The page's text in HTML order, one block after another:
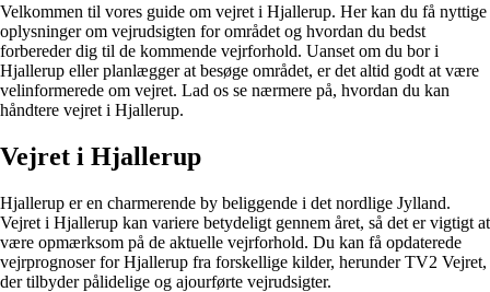
Velkommen til vores guide om vejret i Hjallerup. Her kan du få nyttige
oplysninger om vejrudsigten for området og hvordan du bedst
forbereder dig til de kommende vejrforhold. Uanset om du bor i
Hjallerup eller planlægger at besøge området, er det altid godt at være
velinformerede om vejret. Lad os se nærmere på, hvordan du kan
håndtere vejret i Hjallerup.
Vejret i Hjallerup
Hjallerup er en charmerende by beliggende i det nordlige Jylland.
Vejret i Hjallerup kan variere betydeligt gennem året, så det er vigtigt at
være opmærksom på de aktuelle vejrforhold. Du kan få opdaterede
vejrprognoser for Hjallerup fra forskellige kilder, herunder TV2 Vejret,
der tilbyder pålidelige og ajourførte vejrudsigter.